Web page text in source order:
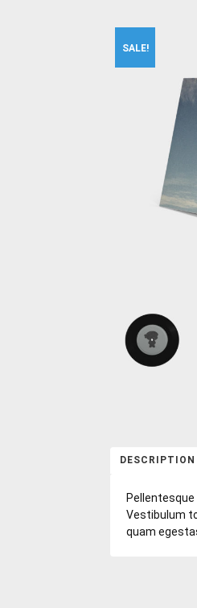
SALE!
DESCRIPTION
Vestibulum
quam